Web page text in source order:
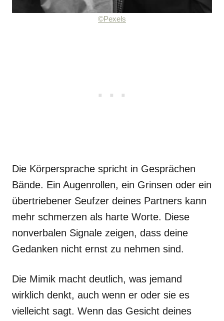
©Pexels
Die Körpersprache spricht in Gesprächen
Bände. Ein Augenrollen, ein Grinsen oder ein
übertriebener Seufzer deines Partners kann
mehr schmerzen als harte Worte. Diese
nonverbalen Signale zeigen, dass deine
Gedanken nicht ernst zu nehmen sind.
Die Mimik macht deutlich, was jemand
wirklich denkt, auch wenn er oder sie es
vielleicht sagt. Wenn das Gesicht deines